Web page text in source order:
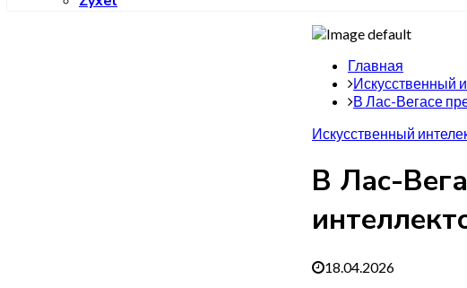
Главная
Искусственный
В Лас-Вегасе
Искусственный
В Лас-
18.04.2026